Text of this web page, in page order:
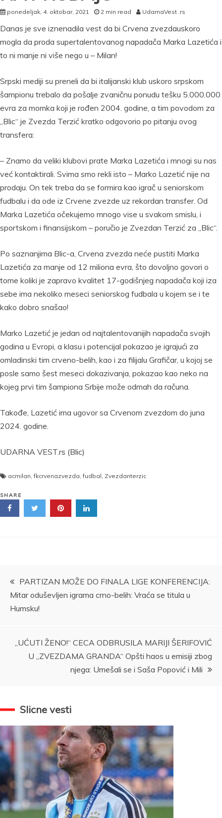
ponedeljak, 4. oktobar, 2021 2 min read UdarnaVest .rs
Danas je sve iznenadila vest da bi Crvena zvezdauskoro
mogla da proda supertalentovanog napadača Marka Lazetića i
to ni manje ni više nego u – Milan!
Srpski mediji su preneli da bi italijanski klub uskoro srpskom
šampionu trebalo da pošalje zvaničnu ponudu tešku 5.000.000
evra za momka koji je rođen 2004. godine, a tim povodom za
„Blic“ je Zvezda Terzić kratko odgovorio po pitanju ovog
transfera:
– Znamo da veliki klubovi prate Marka Lazetića i mnogi su nas
već kontaktirali. Svima smo rekli isto – Marko Lazetić nije na
prodaju. On tek treba da se formira kao igrač u seniorskom
fudbalu i da ode iz Crvene zvezde uz rekordan transfer. Od
Marka Lazetića očekujemo mnogo vise u svakom smislu, i
sportskom i finansijskom – poručio je Zvezdan Terzić za „Blic“.
Po saznanjima Blic-a, Crvena zvezda neće pustiti Marka
Lazetića za manje od 12 miliona evra, što dovoljno govori o
tome koliki je zapravo kvalitet 17-godišnjeg napadača koji iza
sebe ima nekoliko meseci seniorskog fudbala u kojem se i te
kako dobro snašao!
Marko Lazetić je jedan od najtalentovanijih napadača svojih
godina u Evropi, a klasu i potencijal pokazao je igrajući za
omladinski tim crveno-belih, kao i za filijalu Grafičar, u kojoj se
posle samo šest meseci dokazivanja, pokazao kao neko na
kojeg prvi tim šampiona Srbije može odmah da računa.
Takođe, Lazetić ima ugovor sa Crvenom zvezdom do juna
2024. godine.
UDARNA VEST.rs (Blic)
acmilan,fkcrvenazvezda,fudbal, Zvezdanterzic
SHARE
Kretanje
članka
PARTIZAN MOŽE DO FINALA LIGE KONFERENCIJA:
Mitar oduševljen igrama crno-belih: Vraća se titula u
Humsku!
„UĆUTI ŽENO!“ CECA ODBRUSILA MARIJI ŠERIFOVIĆ
U „ZVEZDAMA GRANDA“ Opšti haos u emisiji zbog
njega: Umešali se i Saša Popović i Mili
Slicne vesti